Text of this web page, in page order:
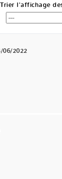
Trier l'affichage
06/2022